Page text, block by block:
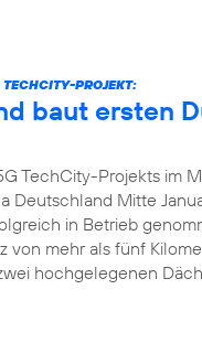
PROJEKT:
baut ersten
TechCity-Projekts im
Deutschland Mitte
in Betrieb
von mehr als fünf
hochgelegenen